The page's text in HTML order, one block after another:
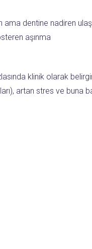
ama dentine nadiren
aşınma
klinik olarak
artan stres ve buna